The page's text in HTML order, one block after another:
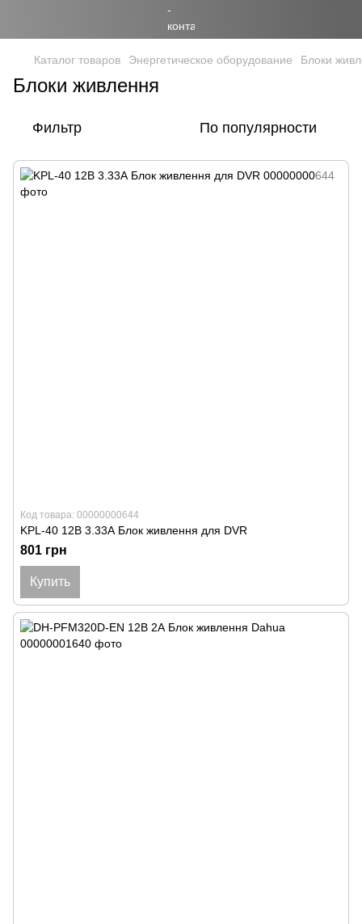
Каталог товаров Энергетическое оборудование Блоки
Блоки живлення
Фильтр По популярности
Код товара: 00000000644
KPL-40 12В 3.33А Блок живлення для DVR
801 грн
Купить